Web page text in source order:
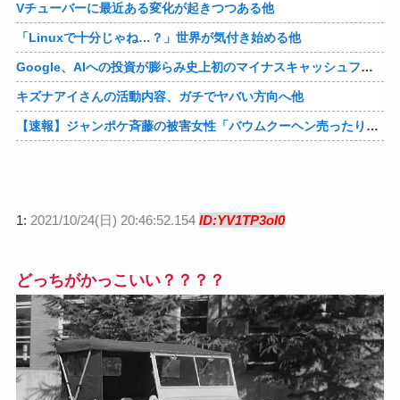
Vチューバーに最近ある変化が起きつつある他
「Linuxで十分じゃね…？」世界が気付き始める他
Google、AIへの投資が膨らみ史上初のマイナスキャッシュフローに陥る他
キズナアイさんの活動内容、ガチでヤバい方向へ他
【速報】ジャンポケ斉藤の被害女性「バウムクーヘン売ったりTikTokライブしててムカついたから示談しなかった」他
1: 2021/10/24(日) 20:46:52.154 ID:YV1TP3oI0
どっちがかっこいい？？？？